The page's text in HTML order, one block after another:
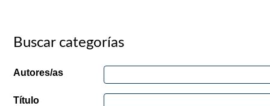
Buscar categorías
Autores/as
Título